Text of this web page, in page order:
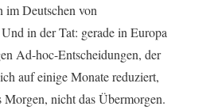
im Deutschen von
in der Tat: gerade in Europa
Ad-hoc-Entscheidungen, der
auf einige Monate reduziert,
nicht das Übermorgen.